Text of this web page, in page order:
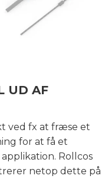
UD AF
ved fx at fræse et
for at få et
Rollcos
netop dette på